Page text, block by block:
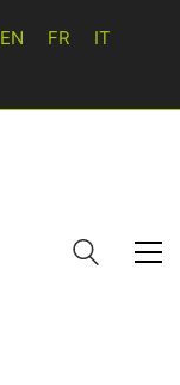
EN FR
IT